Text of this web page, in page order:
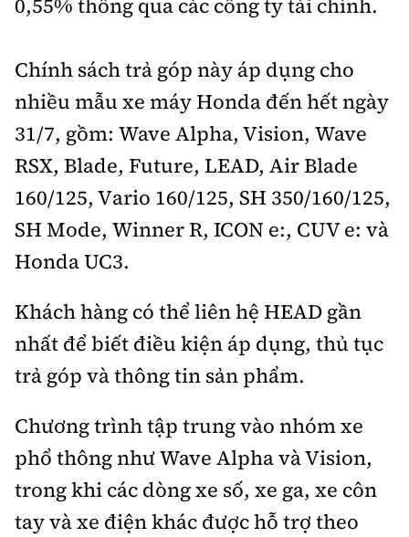
0,55% thông qua các công ty tài chính.
Chính sách trả góp này áp dụng cho
nhiều mẫu xe máy Honda đến hết ngày
31/7, gồm: Wave Alpha, Vision, Wave
RSX, Blade, Future, LEAD, Air Blade
160/125, Vario 160/125, SH 350/160/125,
SH Mode, Winner R, ICON e:, CUV e: và
Honda UC3.
Khách hàng có thể liên hệ HEAD gần
nhất để biết điều kiện áp dụng, thủ tục
trả góp và thông tin sản phẩm.
Chương trình tập trung vào nhóm xe
phổ thông như Wave Alpha và Vision,
trong khi các dòng xe số, xe ga, xe côn
tay và xe điện khác được hỗ trợ theo